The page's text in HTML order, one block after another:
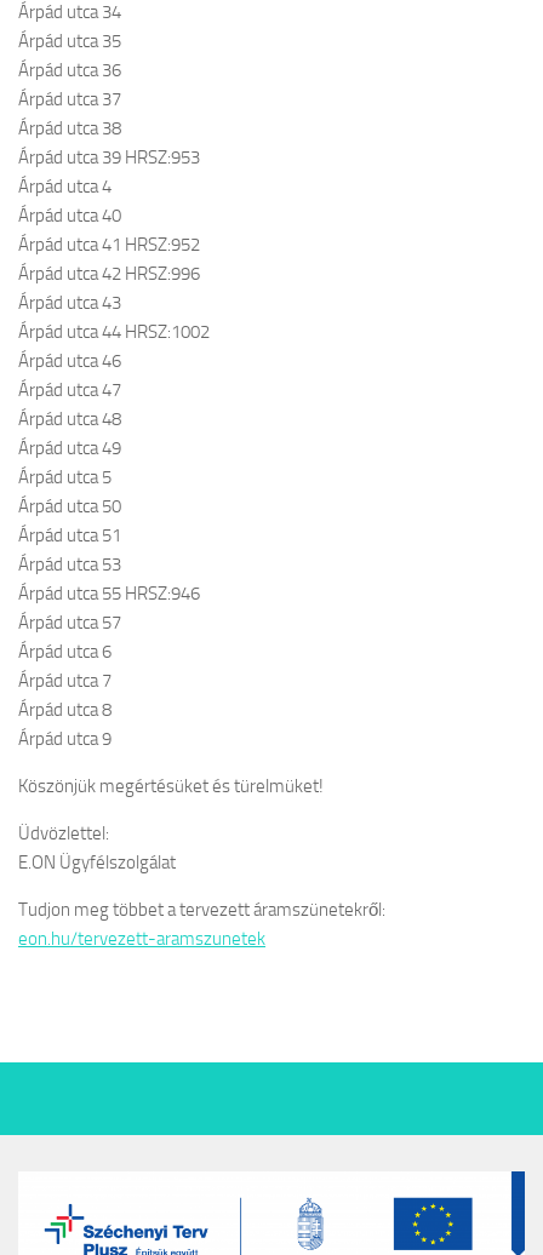
Árpád utca 34
Árpád utca 35
Árpád utca 36
Árpád utca 37
Árpád utca 38
Árpád utca 39 HRSZ:953
Árpád utca 4
Árpád utca 40
Árpád utca 41 HRSZ:952
Árpád utca 42 HRSZ:996
Árpád utca 43
Árpád utca 44 HRSZ:1002
Árpád utca 46
Árpád utca 47
Árpád utca 48
Árpád utca 49
Árpád utca 5
Árpád utca 50
Árpád utca 51
Árpád utca 53
Árpád utca 55 HRSZ:946
Árpád utca 57
Árpád utca 6
Árpád utca 7
Árpád utca 8
Árpád utca 9
Köszönjük megértésüket és türelmüket!
Üdvözlettel:
E.ON Ügyfélszolgálat
Tudjon meg többet a tervezett áramszünetekről:
eon.hu/tervezett-aramszunetek